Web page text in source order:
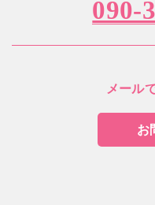
090-
メール
お